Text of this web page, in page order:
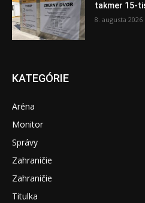
takmer 15-
8. augusta 2026
KATEGÓRIE
Aréna
Monitor
Správy
Zahraničie
Zahraničie
Titulka